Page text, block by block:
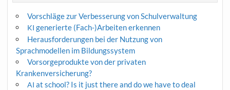
Vorschläge zur Verbesserung von Schulverwaltung
KI generierte (Fach-)Arbeiten erkennen
Herausforderungen bei der Nutzung von
Sprachmodellen im Bildungssystem
Vorsorgeprodukte von der privaten
Krankenversicherung?
AI at school? Is it just there and do we have to deal